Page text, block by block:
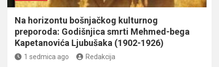
Na horizontu bošnjačkog kulturnog
preporoda: Godišnjica smrti Mehmed-bega
Kapetanovića Ljubušaka (1902-1926)
1 sedmica ago Redakcija